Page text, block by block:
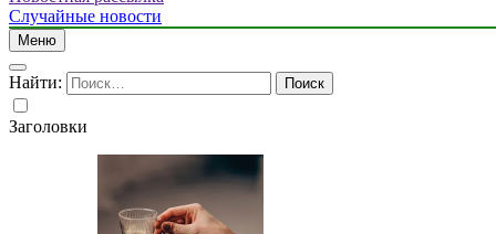
Случайные новости
Меню
Найти:
Заголовки